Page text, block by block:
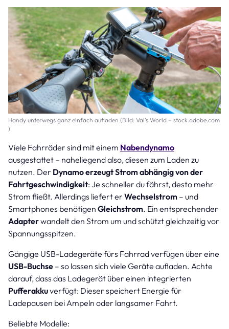
Handy unterwegs ganz einfach aufladen (Bild: Val's World – stock.adobe.com
)
Viele Fahrräder sind mit einem Nabendynamo
ausgestattet – naheliegend also, diesen zum Laden zu
nutzen. Der Dynamo erzeugt Strom abhängig von der
Fahrtgeschwindigkeit: Je schneller du fährst, desto mehr
Strom fließt. Allerdings liefert er Wechselstrom – und
Smartphones benötigen Gleichstrom. Ein entsprechender
Adapterwandelt den Strom um und schützt gleichzeitig vor
Spannungsspitzen.
Gängige USB-Ladegeräte fürs Fahrrad verfügen über eine
USB-Buchse – so lassen sich viele Geräte aufladen. Achte
darauf, dass das Ladegerät über einen integrierten
Pufferakkuverfügt: Dieser speichert Energie für
Ladepausen bei Ampeln oder langsamer Fahrt.
Beliebte Modelle: